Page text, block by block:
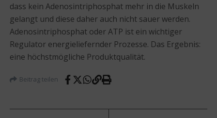
dass kein Adenosintriphosphat mehr in die Muskeln
gelangt und diese daher auch nicht sauer werden.
Adenosintriphosphat oder ATP ist ein wichtiger
Regulator energieliefernder Prozesse. Das Ergebnis:
eine höchstmögliche Produktqualität.
Beitrag teilen